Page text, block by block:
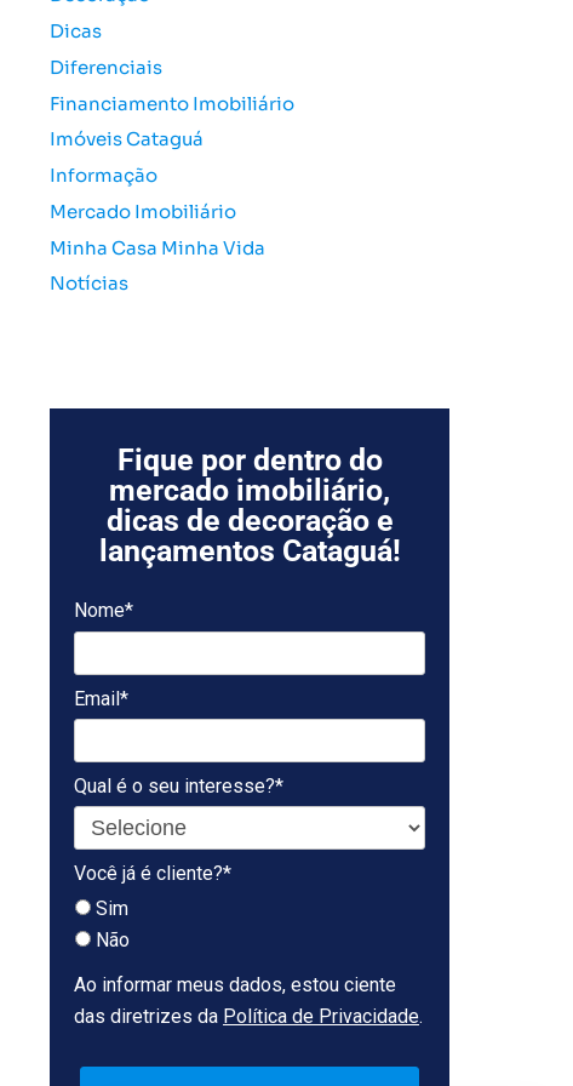
o
r
Dicas
Diferenciais
Financiamento Imobiliário
Imóveis Cataguá
Informação
Mercado Imobiliário
Minha Casa Minha Vida
Notícias
Fique por dentro do
mercado imobiliário,
dicas de decoração e
lançamentos Cataguá!
Nome*
Email*
Qual é o seu interesse?*
Você já é cliente?*
Sim
Não
Ao informar meus dados, estou ciente
das diretrizes da Política de Privacidade.